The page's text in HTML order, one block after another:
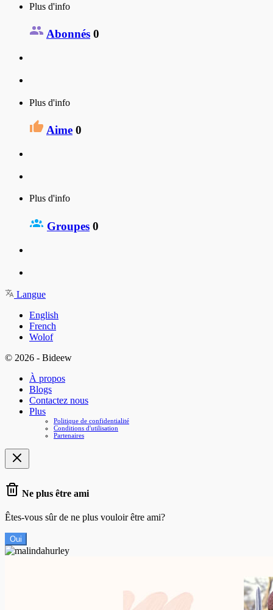
Plus d'info
Abonnés 0
Plus d'info
Aime 0
Plus d'info
Groupes 0
Langue
English
French
Wolof
© 2026 - Bideew
À propos
Blogs
Contactez nous
Plus
Politique de confidentialité
Conditions d'utilisation
Partenaires
Ne plus être ami
Êtes-vous sûr de ne plus vouloir être ami?
Oui